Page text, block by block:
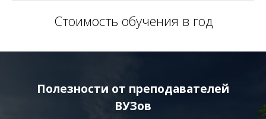
Стоимость обучения в год
Полезности от преподавателей
ВУЗов